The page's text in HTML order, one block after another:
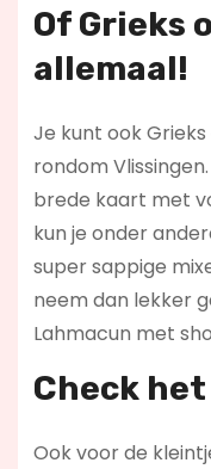
Of Grieks
allemaal!
Je kunt ook
rondom
brede kaart met
kun je onder
super sappige
neem dan lekker
Lahmacun met
Check
Ook voor de